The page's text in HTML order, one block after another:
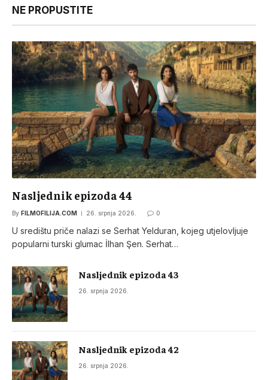
NE PROPUSTITE
Nasljednik epizoda 44
By FILMOFILIJA.COM 26. srpnja 2026. 0
U središtu priče nalazi se Serhat Yelduran, kojeg utjelovljuje
popularni turski glumac İlhan Şen. Serhat…
Nasljednik epizoda 43
26. srpnja 2026.
Nasljednik epizoda 42
26. srpnja 2026.